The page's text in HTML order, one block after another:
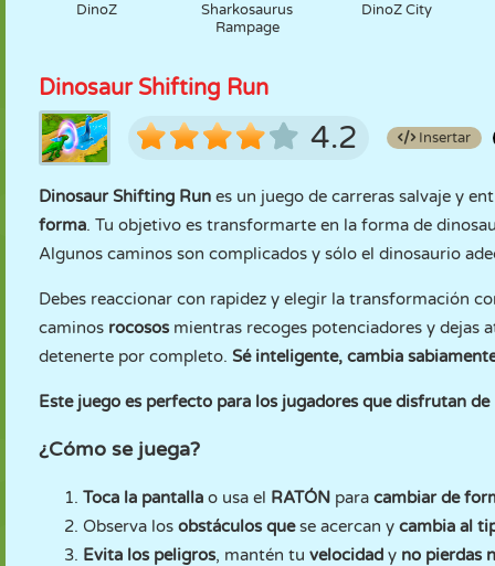
DinoZ
Sharkosaurus
Rampage
DinoZ City
Dinosaur Shifting Run
4.2 Insertar
Dinosaur Shifting Run es un juego de carreras salvaje y
forma. Tu objetivo es transformarte en la forma de
Algunos caminos son complicados y sólo el dinosaurio
Debes reaccionar con rapidez y elegir la transformación
caminos rocososmientras recoges potenciadores y dejas
detenerte por completo. Sé inteligente, cambia
Este juego es perfecto para los jugadores que disfrutan
¿Cómo se juega?
Toca la pantalla o usa el RATÓN para cambiar de
Observa los obstáculos quese acercan y cambia al
Evita los peligros, mantén tu velocidad y no pierdas